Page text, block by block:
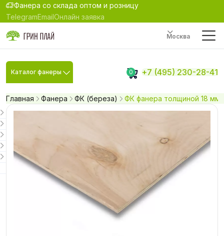
Фанера со склада оптом и розницу
TelegramEmailОнлайн заявка
Москва
Каталог фанеры 0 +7 (495) 230-28-41
Главная Фанера ФК (береза) ФК фанера толщиной 18 мм